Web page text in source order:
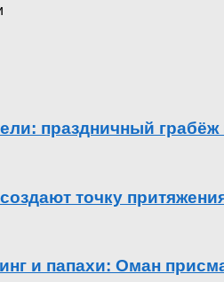
праздничный грабёж
точку
и папахи: Оман